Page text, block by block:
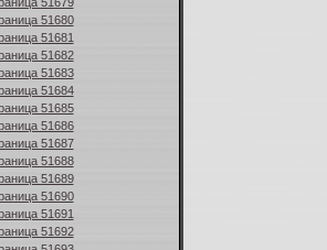
51680
51681
51682
51683
51684
51685
51686
51687
51688
51689
51690
51691
51692